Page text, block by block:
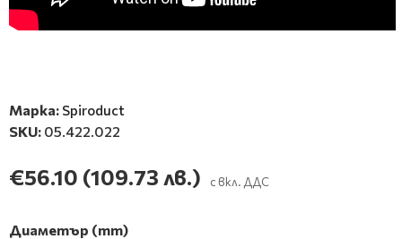
Марка: Spiroduct
SKU: 05.422.022
€56.10 (109.73 лв.) с вкл. ДДС
Диаметър (mm)